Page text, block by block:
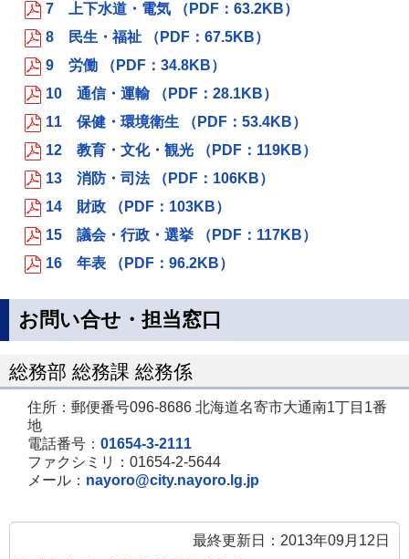
7 上下水道・電気 （PDF：63.2KB）
8 民生・福祉 （PDF：67.5KB）
9 労働 （PDF：34.8KB）
10 通信・運輸 （PDF：28.1KB）
11 保健・環境衛生 （PDF：53.4KB）
12 教育・文化・観光 （PDF：119KB）
13 消防・司法 （PDF：106KB）
14 財政 （PDF：103KB）
15 議会・行政・選挙 （PDF：117KB）
16 年表 （PDF：96.2KB）
お問い合せ・担当窓口
総務部 総務課 総務係
住所：郵便番号096-8686 北海道名寄市大通南1丁目1番
地
電話番号： 01654-3-2111
ファクシミリ：01654-2-5644
メール： nayoro@city.nayoro.lg.jp
最終更新日：2013年09月12日